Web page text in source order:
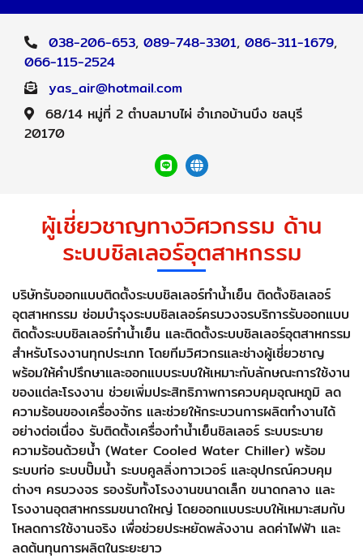
038-206-653, 089-748-3301, 086-311-1679,
066-115-2524
yas_air@hotmail.com
68/14 หมู่ที่ 2 ตำบลมาบไผ่ อำเภอบ้านบึง ชลบุรี
20170
ผู้เชี่ยวชาญทางวิศวกรรม ด้าน
ระบบชิลเลอร์อุตสาหกรรม
บริษัทรับออกแบบติดตั้งระบบชิลเลอร์ทำน้ำเย็น ติดตั้งชิลเลอร์
อุตสาหกรรม ซ่อมบำรุงระบบชิลเลอร์ครบวงจรบริการรับออกแบบ
ติดตั้งระบบชิลเลอร์ทำน้ำเย็น และติดตั้งระบบชิลเลอร์อุตสาหกรรม
สำหรับโรงงานทุกประเภท โดยทีมวิศวกรและช่างผู้เชี่ยวชาญ
พร้อมให้คำปรึกษาและออกแบบระบบให้เหมาะกับลักษณะการใช้งาน
ของแต่ละโรงงาน ช่วยเพิ่มประสิทธิภาพการควบคุมอุณหภูมิ ลด
ความร้อนของเครื่องจักร และช่วยให้กระบวนการผลิตทำงานได้
อย่างต่อเนื่อง รับติดตั้งเครื่องทำน้ำเย็นชิลเลอร์ ระบบระบาย
ความร้อนด้วยน้ำ (Water Cooled Water Chiller) พร้อม
ระบบท่อ ระบบปั๊มน้ำ ระบบคูลลิ่งทาวเวอร์ และอุปกรณ์ควบคุม
ต่างๆ ครบวงจร รองรับทั้งโรงงานขนาดเล็ก ขนาดกลาง และ
โรงงานอุตสาหกรรมขนาดใหญ่ โดยออกแบบระบบให้เหมาะสมกับ
โหลดการใช้งานจริง เพื่อช่วยประหยัดพลังงาน ลดค่าไฟฟ้า และ
ลดต้นทุนการผลิตในระยะยาว